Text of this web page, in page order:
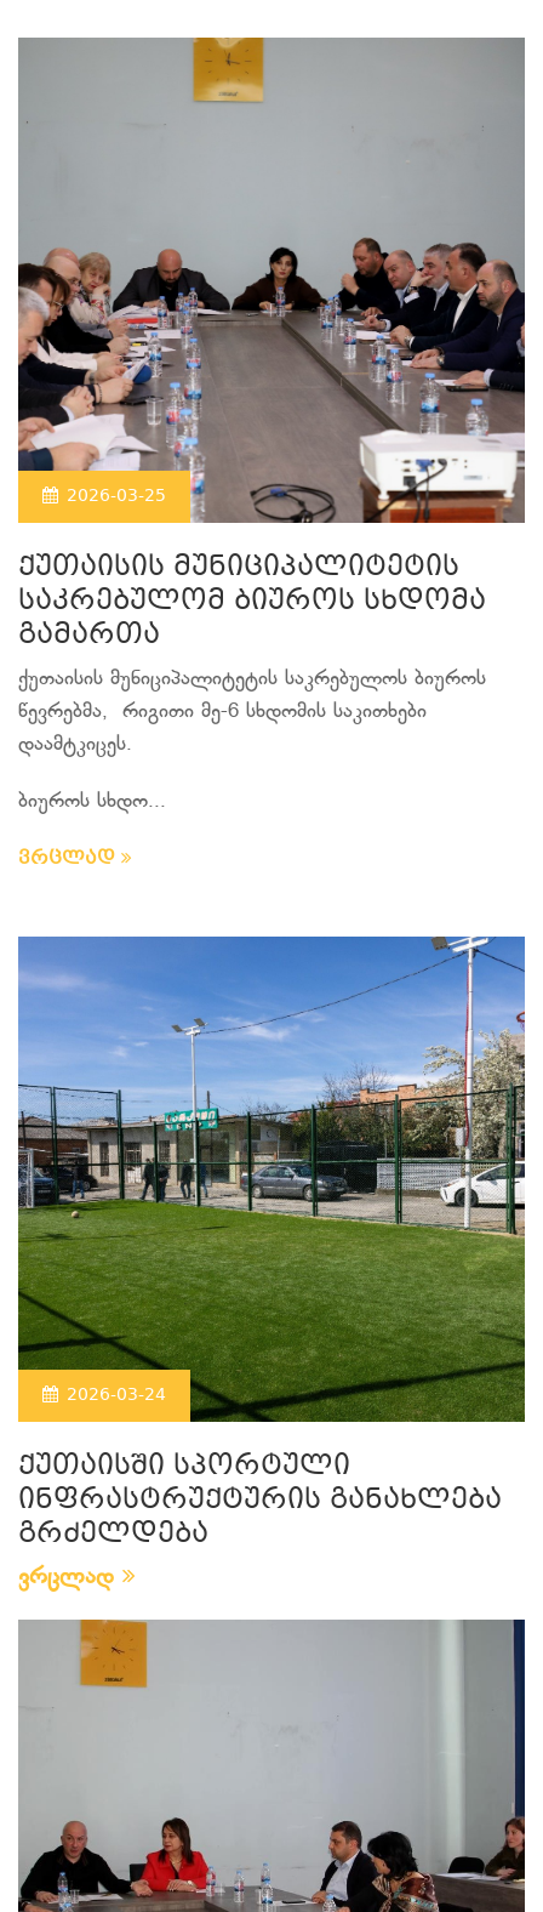
2026-03-25
ქუთაისის მუნიციპალიტეტის
საკრებულომ ბიუროს სხდომა
გამართა
ქუთაისის მუნიციპალიტეტის საკრებულოს ბიუროს
წევრებმა, რიგითი მე-6 სხდომის საკითხები
დაამტკიცეს.
ბიუროს სხდო...
ვრცლად
2026-03-24
ქუთაისში სპორტული
ინფრასტრუქტურის განახლება
გრძელდება
ვრცლად